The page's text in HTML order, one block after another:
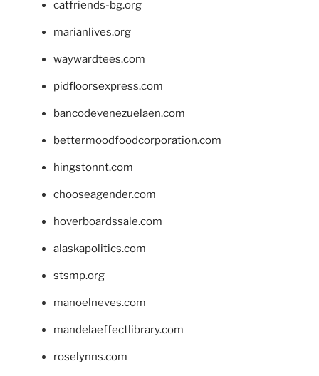
catfriends-bg.org
marianlives.org
waywardtees.com
pidfloorsexpress.com
bancodevenezuelaen.com
bettermoodfoodcorporation.com
hingstonnt.com
chooseagender.com
hoverboardssale.com
alaskapolitics.com
stsmp.org
manoelneves.com
mandelaeffectlibrary.com
roselynns.com